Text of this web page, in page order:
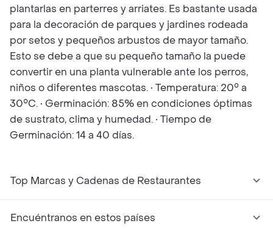
plantarlas en parterres y arriates. Es bastante usada
para la decoración de parques y jardines rodeada
por setos y pequeños arbustos de mayor tamaño.
Esto se debe a que su pequeño tamaño la puede
convertir en una planta vulnerable ante los perros,
niños o diferentes mascotas. • Temperatura: 20° a
30°C. • Germinación: 85% en condiciones óptimas
de sustrato, clima y humedad. • Tiempo de
Germinación: 14 a 40 días.
Top Marcas y Cadenas de Restaurantes
Encuéntranos en estos países